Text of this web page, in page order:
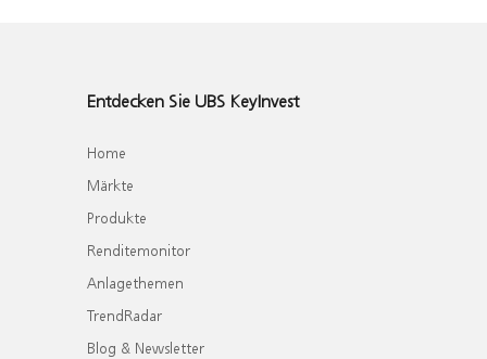
Entdecken Sie UBS KeyInvest
Home
Märkte
Produkte
Renditemonitor
Anlagethemen
TrendRadar
Blog & Newsletter